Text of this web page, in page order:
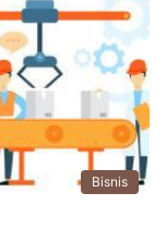
Bisnis